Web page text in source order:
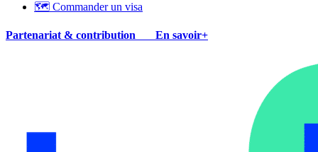
🗺 Commander un visa
Partenariat & contribution En savoir+